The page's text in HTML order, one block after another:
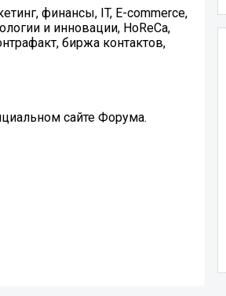
финансы, IT, E-commerce,
и инновации, HoReCa,
биржа контактов,
сайте Форума.